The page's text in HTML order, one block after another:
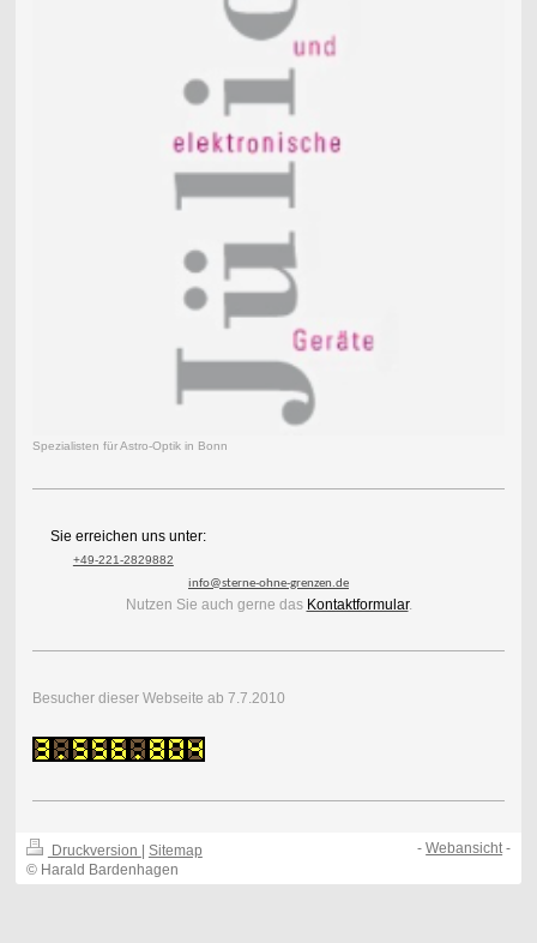
Spezialisten für Astro-Optik in Bonn
Sie erreichen uns unter:
+49-221-2829882
info@sterne-ohne-grenzen.de
Nutzen Sie auch gerne das Kontaktformular.
Besucher dieser Webseite ab 7.7.2010
Druckversion | Sitemap
© Harald Bardenhagen
-Webansicht -